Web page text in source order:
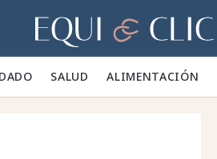
Hogar
🪮 SALUD ✨ALIMENTACIÓN 🥕